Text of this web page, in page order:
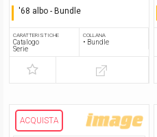
'68 albo - Bundle
CARATTERISTICHE
Catalogo
Serie
COLLANA
• Bundle
ACQUISTA